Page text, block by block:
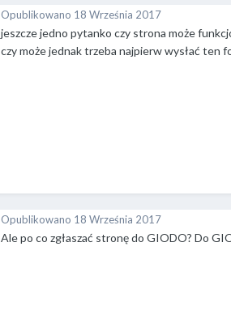
Opublikowano 18 Września 2017
jeszcze jedno pytanko czy strona może
czy może jednak trzeba najpierw wysłać ten
Opublikowano 18 Września 2017
Ale po co zgłaszać stronę do GIODO? Do